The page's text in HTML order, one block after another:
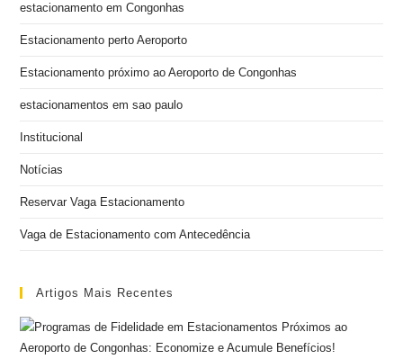
estacionamento em Congonhas
Estacionamento perto Aeroporto
Estacionamento próximo ao Aeroporto de Congonhas
estacionamentos em sao paulo
Institucional
Notícias
Reservar Vaga Estacionamento
Vaga de Estacionamento com Antecedência
Artigos Mais Recentes